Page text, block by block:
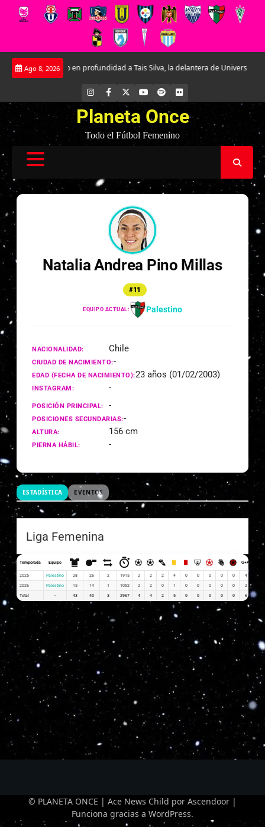
Saltar
Ago 8, 2026
Conociendo en profundidad a Tais Silva, la delantera de Universidad
INSTAGRAM
FACEBOOK YOUTUBE
SPOTIFYFLICKR
Planeta Once
Todo el Fútbol Femenino
Natalia Andrea Pino Millas
#11
EQUIPO ACTUAL: Palestino
NACIONALIDAD: Chile
CIUDAD DE NACIMIENTO:-
EDAD (FECHA DE NACIMIENTO):23 años (01/02/2003)
INSTAGRAM: -
POSICIÓN PRINCIPAL: -
POSICIONES SECUNDARIAS:-
ALTURA: 156 cm
PIERNA HÁBIL: -
ESTADÍSTICA EVENTOS
Liga Femenina
Temporada Equipo G+A
2025 Palestino 28 26 2 1915 2 2 2 4 0 0 0 0 0 4 0.07
2026 Palestino 15 14 1 1052 2 2 0 1 0 0 0 0 0 2
Total - 43 40 3 2967 4 4 2 5 0 0 0 0 0 6
© PLANETA ONCE | Ace News Child por Ascendoor |
Funciona gracias a WordPress.